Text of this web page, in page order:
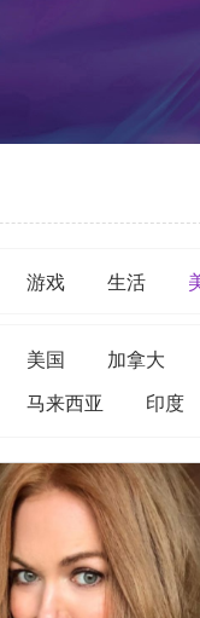
游戏 生活
美国 加拿大
马来西亚
印度